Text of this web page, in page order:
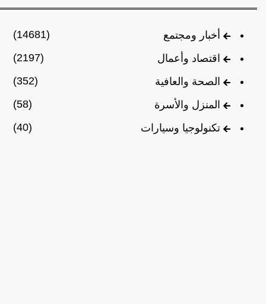
أخبار ومجتمع
(14681)
اقتصاد وأعمال
(2197)
الصحة والعافية
(352)
المنزل والأسرة
(58)
تكنولوجيا وسيارات
(40)